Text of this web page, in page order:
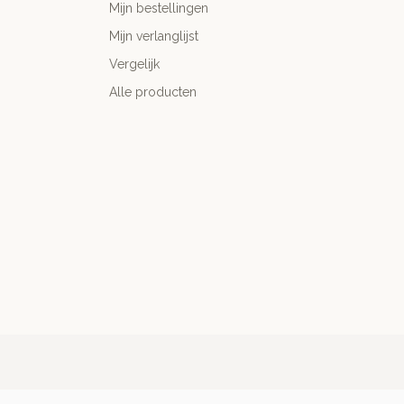
Mijn bestellingen
Mijn verlanglijst
Vergelijk
Alle producten